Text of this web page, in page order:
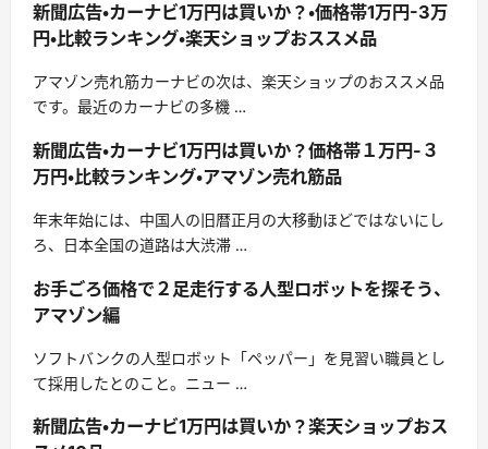
新聞広告・カーナビ1万円は買いか？・価格帯1万円-3万
円・比較ランキング・楽天ショップおススメ品
アマゾン売れ筋カーナビの次は、楽天ショップのおススメ品
です。最近のカーナビの多機 …
新聞広告・カーナビ1万円は買いか？価格帯１万円-３
万円・比較ランキング・アマゾン売れ筋品
年末年始には、中国人の旧暦正月の大移動ほどではないにし
ろ、日本全国の道路は大渋滞 …
お手ごろ価格で２足走行する人型ロボットを探そう、
アマゾン編
ソフトバンクの人型ロボット「ペッパー」を見習い職員とし
て採用したとのこと。ニュー …
新聞広告・カーナビ1万円は買いか？楽天ショップおス